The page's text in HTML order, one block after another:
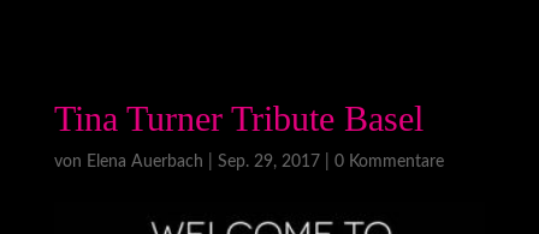
Tina Turner Tribute Basel
von Elena Auerbach Sep. 29, 2017 0 Kommentare